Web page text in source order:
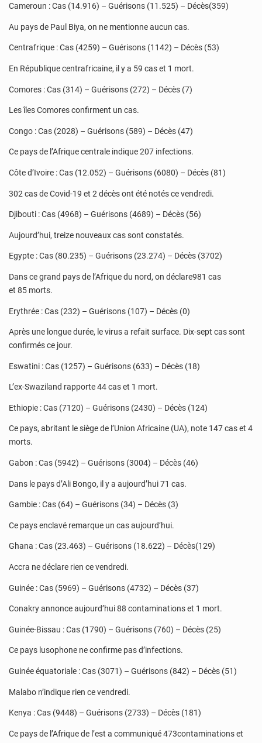
Cameroun : Cas (14.916) – Guérisons (11.525) – Décès(359)
Au pays de Paul Biya, on ne mentionne aucun cas.
Centrafrique : Cas (4259) – Guérisons (1142) – Décès (53)
En République centrafricaine, il y a 59 cas et 1 mort.
Comores : Cas (314) – Guérisons (272) – Décès (7)
Les îles Comores confirment un cas.
Congo : Cas (2028) – Guérisons (589) – Décès (47)
Ce pays de l’Afrique centrale indique 207 infections.
Côte d’Ivoire : Cas (12.052) – Guérisons (6080) – Décès (81)
302 cas de Covid-19 et 2 décès ont été notés ce vendredi.
Djibouti : Cas (4968) – Guérisons (4689) – Décès (56)
Aujourd’hui, treize nouveaux cas sont constatés.
Egypte : Cas (80.235) – Guérisons (23.274) – Décès (3702)
Dans ce grand pays de l’Afrique du nord, on déclare981 cas
et 85 morts.
Erythrée : Cas (232) – Guérisons (107) – Décès (0)
Après une longue durée, le virus a refait surface. Dix-sept cas sont
confirmés ce jour.
Eswatini : Cas (1257) – Guérisons (633) – Décès (18)
L’ex-Swaziland rapporte 44 cas et 1 mort.
Ethiopie : Cas (7120) – Guérisons (2430) – Décès (124)
Ce pays, abritant le siège de l’Union Africaine (UA), note 147 cas et 4
morts.
Gabon : Cas (5942) – Guérisons (3004) – Décès (46)
Dans le pays d’Ali Bongo, il y a aujourd’hui 71 cas.
Gambie : Cas (64) – Guérisons (34) – Décès (3)
Ce pays enclavé remarque un cas aujourd’hui.
Ghana : Cas (23.463) – Guérisons (18.622) – Décès(129)
Accra ne déclare rien ce vendredi.
Guinée : Cas (5969) – Guérisons (4732) – Décès (37)
Conakry annonce aujourd’hui 88 contaminations et 1 mort.
Guinée-Bissau : Cas (1790) – Guérisons (760) – Décès (25)
Ce pays lusophone ne confirme pas d’infections.
Guinée équatoriale : Cas (3071) – Guérisons (842) – Décès (51)
Malabo n’indique rien ce vendredi.
Kenya : Cas (9448) – Guérisons (2733) – Décès (181)
Ce pays de l’Afrique de l’est a communiqué 473contaminations et